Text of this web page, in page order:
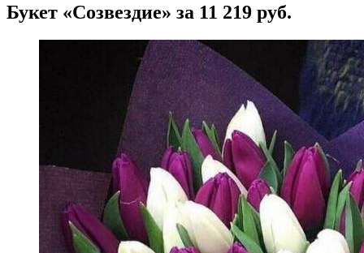
Букет «Созвездие» за 11 219 руб.